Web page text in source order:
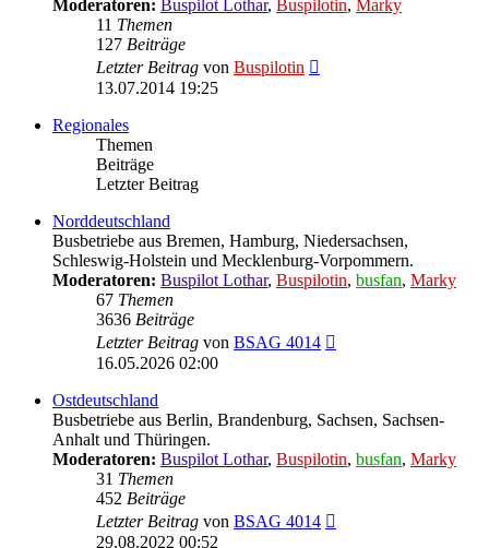
Moderatoren: Buspilot Lothar, Buspilotin, Marky
11 Themen
127 Beiträge
Letzter Beitrag von Buspilotin
13.07.2014 19:25
Regionales
Themen
Beiträge
Letzter Beitrag
Norddeutschland
Busbetriebe aus Bremen, Hamburg, Niedersachsen,
Schleswig-Holstein und Mecklenburg-Vorpommern.
Moderatoren: Buspilot Lothar, Buspilotin, busfan, Marky
67 Themen
3636 Beiträge
Letzter Beitrag von BSAG 4014
16.05.2026 02:00
Ostdeutschland
Busbetriebe aus Berlin, Brandenburg, Sachsen, Sachsen-
Anhalt und Thüringen.
Moderatoren: Buspilot Lothar, Buspilotin, busfan, Marky
31 Themen
452 Beiträge
Letzter Beitrag von BSAG 4014
29.08.2022 00:52